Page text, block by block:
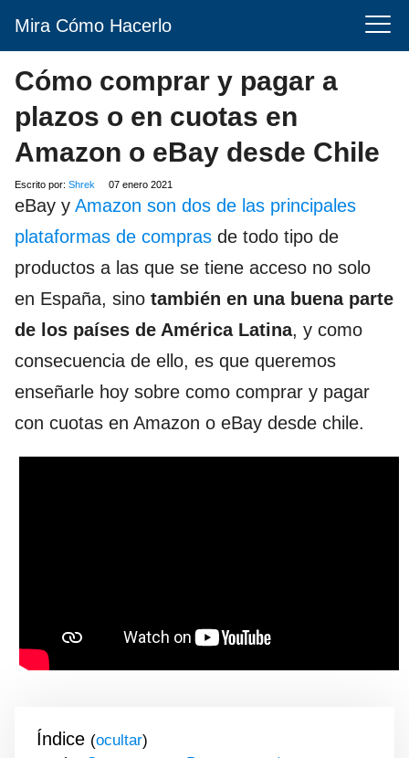
Mira Cómo Hacerlo
Cómo comprar y pagar a
plazos o en cuotas en
Amazon o eBay desde Chile
Escrito por: Shrek 07 enero 2021
eBay y Amazon son dos de las principales
plataformas de compras de todo tipo de
productos a las que se tiene acceso no solo
en España, sino también en una buena parte
de los países de América Latina, y como
consecuencia de ello, es que queremos
enseñarle hoy sobre como comprar y pagar
con cuotas en Amazon o eBay desde chile.
Índice ( )